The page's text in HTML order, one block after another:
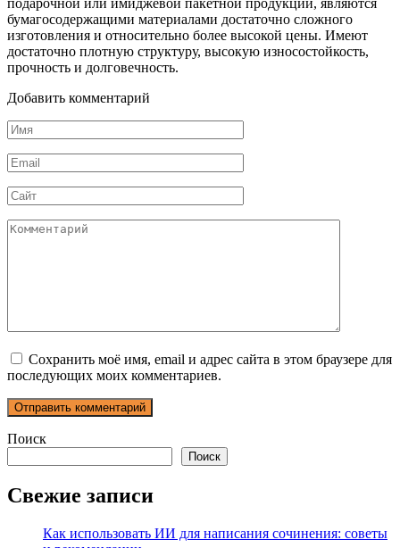
бумагосодержащими материалами достаточно сложного
изготовления и относительно более высокой цены. Имеют
достаточно плотную структуру, высокую износостойкость,
прочность и долговечность.
Добавить комментарий
Имя
*
Email
*
Сайт
Комментарий
Сохранить моё имя, email и адрес сайта в этом браузере для
последующих моих комментариев.
Поиск
Поиск
Свежие записи
Как использовать ИИ для написания сочинения: советы